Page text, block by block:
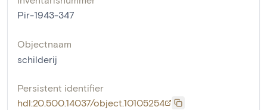
Pir-1943-347
Objectnaam
schilderij
Persistent identifier
hdl:20.500.14037/object.10105254